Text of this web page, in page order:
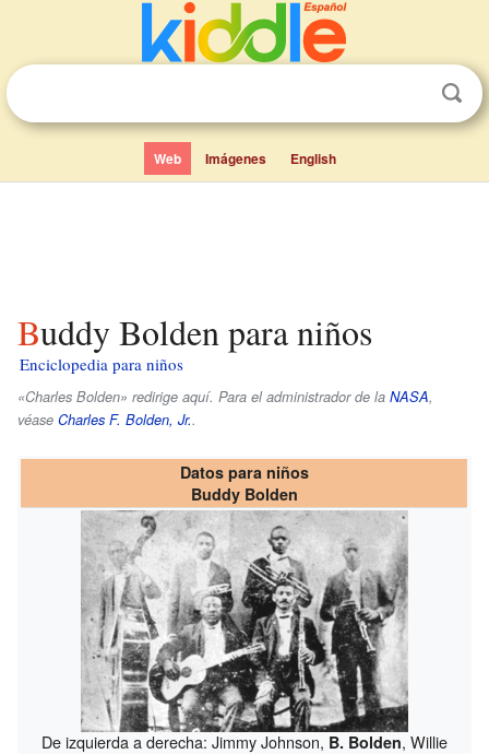
Web Imágenes English
Buddy Bolden para niños
Enciclopedia para niños
«Charles Bolden» redirige aquí. Para el administrador de la NASA,
véase Charles F. Bolden, Jr..
Datos para niños
Buddy Bolden
De izquierda a derecha: Jimmy Johnson, B. Bolden, Willie